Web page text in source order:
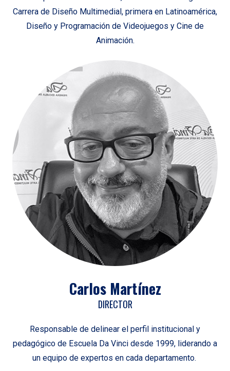
Carrera de Diseño Multimedial, primera en Latinoamérica,
Diseño y Programación de Videojuegos y Cine de
Animación.
Carlos Martínez
DIRECTOR
Responsable de delinear el perfil institucional y
pedagógico de Escuela Da Vinci desde 1999, liderando a
un equipo de expertos en cada departamento.